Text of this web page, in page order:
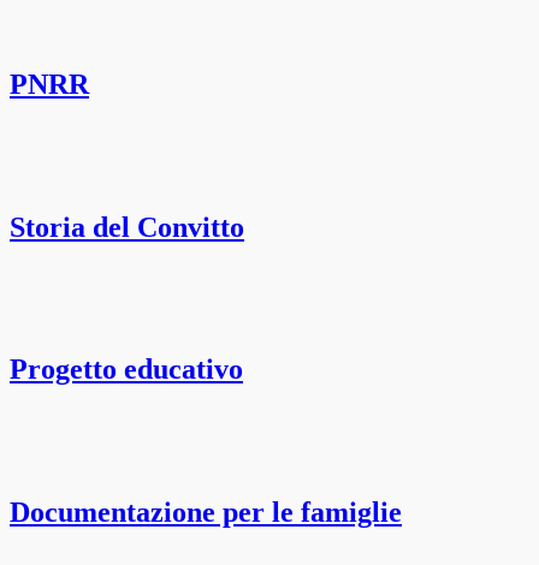
PNRR
Storia del Convitto
Progetto educativo
Documentazione per le famiglie